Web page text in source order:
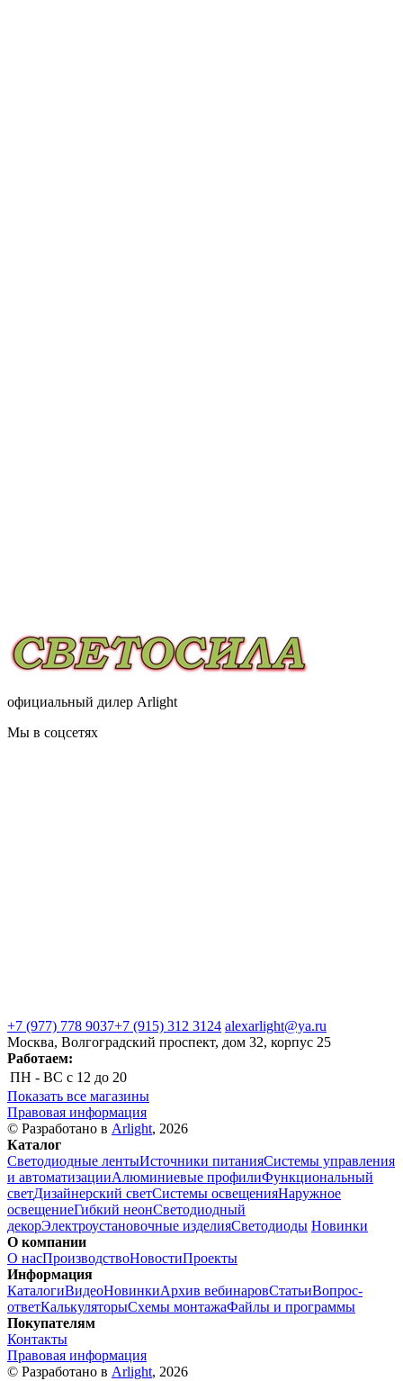
официальный дилер Arlight
Мы в соцсетях
+7 (977) 778 9037+7 (915) 312 3124 alexarlight@ya.ru
Москва, Волгоградский проспект, дом 32, корпус 25
Работаем:
ПН - ВС с 12 до 20
Показать все магазины
Правовая информация
© Разработано в Arlight, 2026
Каталог
Светодиодные лентыИсточники питанияСистемы управления
и автоматизацииАлюминиевые профилиФункциональный
светДизайнерский светСистемы освещенияНаружное
освещениеГибкий неонСветодиодный
декорЭлектроустановочные изделияСветодиоды Новинки
О компании
О насПроизводствоНовостиПроекты
Информация
КаталогиВидеоНовинкиАрхив вебинаровСтатьиВопрос-
ответКалькуляторыСхемы монтажаФайлы и программы
Покупателям
Контакты
Правовая информация
© Разработано в Arlight, 2026